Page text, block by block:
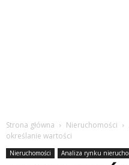
Strona główna Nieruchomości
określanie wartości
Nieruchomości Analiza rynku